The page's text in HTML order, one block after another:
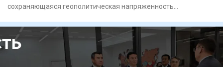
сохраняющаяся геополитическая напряженность